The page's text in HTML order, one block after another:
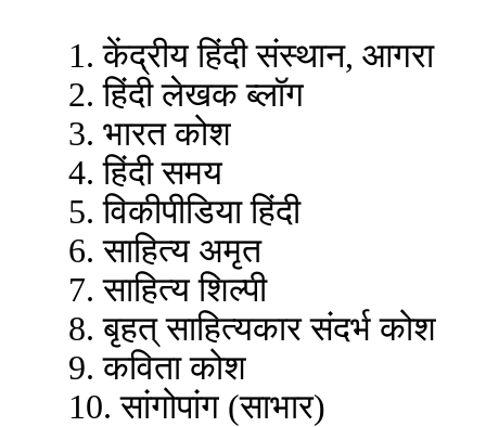
1. केंद्रीय हिंदी संस्थान, आगरा
2. हिंदी लेखक ब्लॉग
3. भारत कोश
4. हिंदी समय
5. विकीपीडिया हिंदी
6. साहित्य अमृत
7. साहित्य शिल्पी
8. बृहत् साहित्यकार संदर्भ कोश
9. कविता कोश
10. सांगोपांग (साभार)